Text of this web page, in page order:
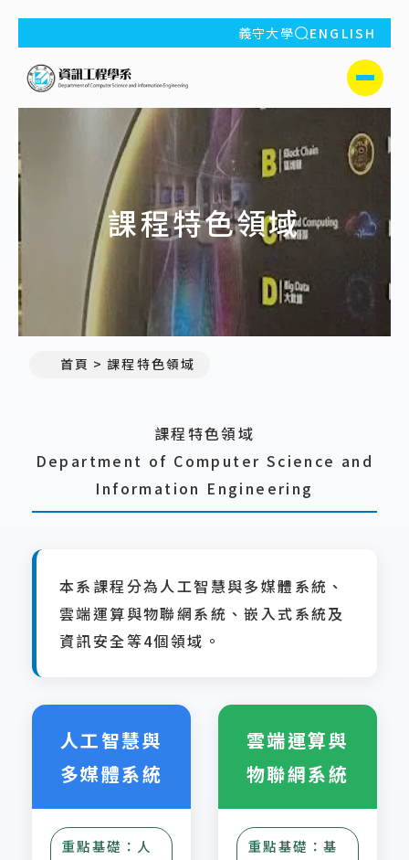
:::
義守大學 全站搜索
ENGLISH
義守大學資訊工程學系(所)
側選單
課程特色領域
首頁 課程特色領域
課程特色領域
Department of Computer Science and
Information Engineering
本系課程分為人工智慧與多媒體系統、
雲端運算與物聯網系統、嵌入式系統及
資訊安全等4個領域。
人工智慧與
多媒體系統
重點基礎：人
雲端運算與
物聯網系統
重點基礎：基